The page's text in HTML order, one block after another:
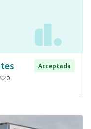
Acceptada
0